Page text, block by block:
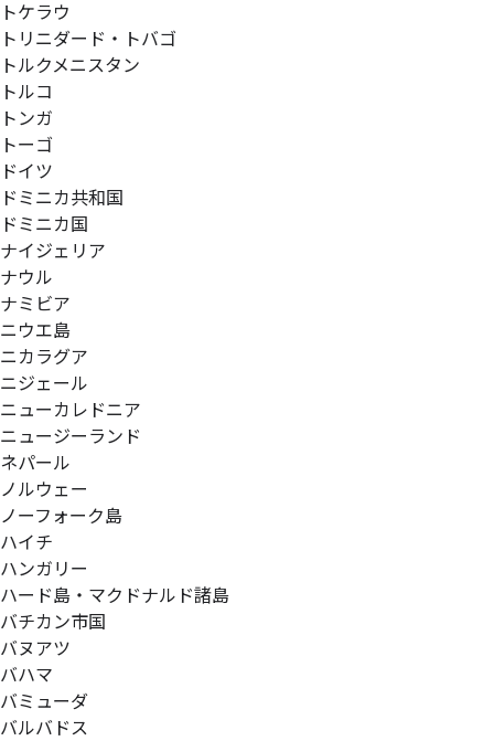
トケラウ
トリニダード・トバゴ
トルクメニスタン
トルコ
トンガ
トーゴ
ドイツ
ドミニカ共和国
ドミニカ国
ナイジェリア
ナウル
ナミビア
ニウエ島
ニカラグア
ニジェール
ニューカレドニア
ニュージーランド
ネパール
ノルウェー
ノーフォーク島
ハイチ
ハンガリー
ハード島・マクドナルド諸島
バチカン市国
バヌアツ
バハマ
バミューダ
バルバドス